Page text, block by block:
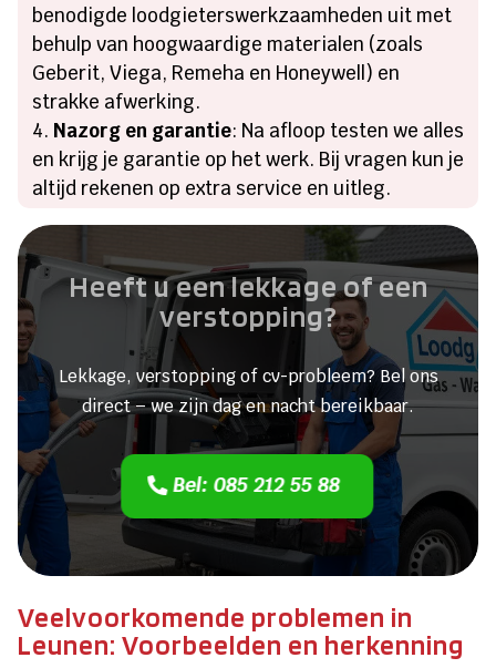
benodigde loodgieterswerkzaamheden uit met
behulp van hoogwaardige materialen (zoals
Geberit, Viega, Remeha en Honeywell) en
strakke afwerking.
Nazorg en garantie: Na afloop testen we alles
en krijg je garantie op het werk. Bij vragen kun je
altijd rekenen op extra service en uitleg.
Heeft u een lekkage of een
verstopping?
Lekkage, verstopping of cv-probleem? Bel ons
direct – we zijn dag en nacht bereikbaar.
Bel: 085 212 55 88
Veelvoorkomende problemen in
Leunen: Voorbeelden en herkenning